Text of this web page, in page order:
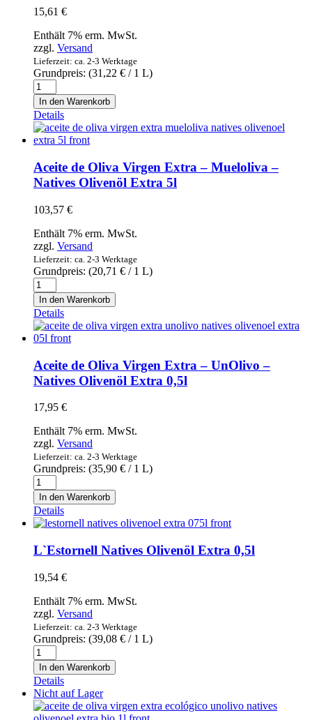
15,61 €
Enthält 7% erm. MwSt.
zzgl. Versand
Lieferzeit: ca. 2-3 Werktage
Grundpreis: (31,22 € / 1 L)
Aceite
de
Oliva
virgen
extra
-
Muñoz
Aceites
-
Olivenöl
0,5l
Menge
In den Warenkorb
Details
Aceite de Oliva Virgen Extra – Mueloliva –
Natives Olivenöl Extra 5l
103,57 €
Enthält 7% erm. MwSt.
zzgl. Versand
Lieferzeit: ca. 2-3 Werktage
Grundpreis: (20,71 € / 1 L)
Aceite
de
Oliva
Virgen
Extra
–
Mueloliva
–
Natives
Extra
Menge
In den Warenkorb
Details
Aceite de Oliva Virgen Extra – UnOlivo –
Natives Olivenöl Extra 0,5l
17,95 €
Enthält 7% erm. MwSt.
zzgl. Versand
Lieferzeit: ca. 2-3 Werktage
Grundpreis: (35,90 € / 1 L)
Aceite
de
Oliva
Virgen
Extra
–
UnOlivo
Natives
Extra
0,5l
Menge
In den Warenkorb
Details
L`Estornell Natives Olivenöl Extra 0,5l
19,54 €
Enthält 7% erm. MwSt.
zzgl. Versand
Lieferzeit: ca. 2-3 Werktage
Grundpreis: (39,08 € / 1 L)
L`Estornell
Natives
Olivenöl
Extra
0,5l
Menge
In den Warenkorb
Details
Nicht auf Lager